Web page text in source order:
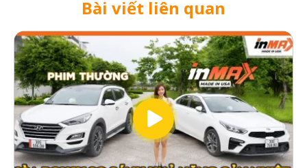
Bài viết liên quan